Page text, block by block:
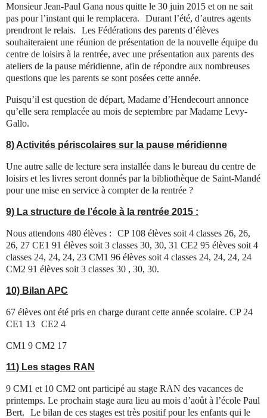
Monsieur Jean-Paul Gana nous quitte le 30 juin 2015 et on ne sait
pas pour l’instant qui le remplacera. Durant l’été, d’autres agents
prendront le relais. Les Fédérations des parents d’élèves
souhaiteraient une réunion de présentation de la nouvelle équipe du
centre de loisirs à la rentrée, avec une présentation aux parents des
ateliers de la pause méridienne, afin de répondre aux nombreuses
questions que les parents se sont posées cette année.
Puisqu’il est question de départ, Madame d’Hendecourt annonce
qu’elle sera remplacée au mois de septembre par Madame Levy-
Gallo.
8) Activités périscolaires sur la pause méridienne
Une autre salle de lecture sera installée dans le bureau du centre de
loisirs et les livres seront donnés par la bibliothèque de Saint-Mandé
pour une mise en service à compter de la rentrée ?
9) La structure de l’école à la rentrée 2015 :
Nous attendons 480 élèves : CP 108 élèves soit 4 classes 26, 26,
26, 27 CE1 91 élèves soit 3 classes 30, 30, 31 CE2 95 élèves soit 4
classes 24, 24, 24, 23 CM1 96 élèves soit 4 classes 24, 24, 24, 24
CM2 91 élèves soit 3 classes 30 , 30, 30.
10) Bilan APC
67 élèves ont été pris en charge durant cette année scolaire. CP 24
CE1 13 CE2 4
CM1 9 CM2 17
11) Les stages RAN
9 CM1 et 10 CM2 ont participé au stage RAN des vacances de
printemps. Le prochain stage aura lieu au mois d’août à l’école Paul
Bert. Le bilan de ces stages est très positif pour les enfants qui le